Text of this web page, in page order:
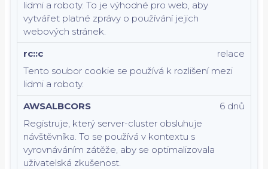
lidmi a roboty. To je výhodné pro web, aby
vytvářet platné zprávy o používání jejich
webových stránek.
rc::c
Tento soubor cookie se používá k rozlišení mezi
lidmi a roboty.
relace
AWSALBCORS
Registruje, který server-cluster obsluhuje
návštěvníka. To se používá v kontextu s
vyrovnáváním zátěže, aby se optimalizovala
uživatelská zkušenost.
6 dnů